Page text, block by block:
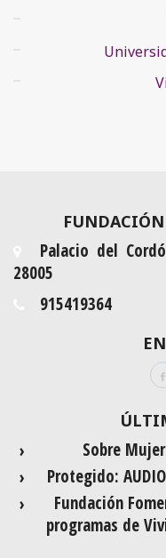
Palacio del
28005
915419364
Sobre
Protegido:
Fundación
programas de